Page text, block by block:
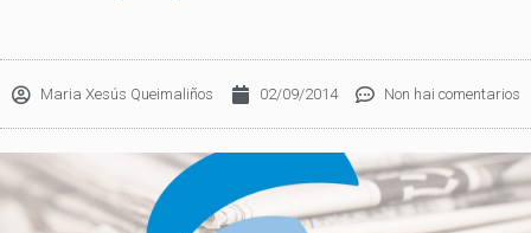
Maria Xesús Queimaliños 02/09/2014 Non hai comentarios